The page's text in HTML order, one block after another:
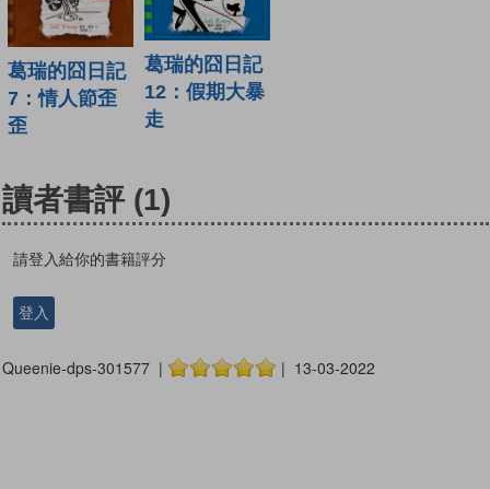
葛瑞的囧日記
7：情人節歪
歪
葛瑞的囧日記
12：假期大暴
走
讀者書評 (1)
請登入給你的書籍評分
登入
Queenie-dps-301577 | | 13-03-2022